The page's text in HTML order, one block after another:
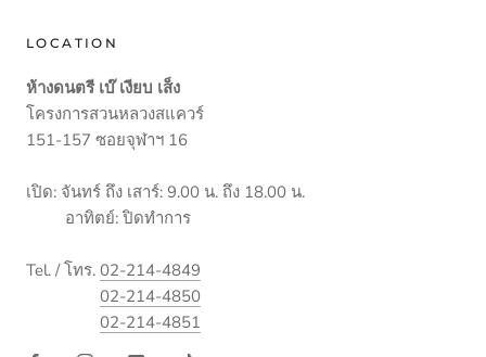
LOCATION
ห้างดนตรี เบ๊ เงียบ เส็ง
โครงการสวนหลวงสแควร์
151-157 ซอยจุฬาฯ 16
เปิด: จันทร์ ถึง เสาร์: 9.00 น. ถึง 18.00 น.
อาทิตย์: ปิดทำการ
Tel. / โทร. 02-214-4849
02-214-4850
02-214-4851